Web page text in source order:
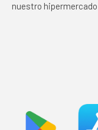
nuestro